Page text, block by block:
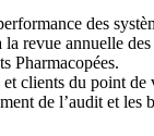
des
revue annuelle
Pharmacopées.
clients du point
de l’audit et